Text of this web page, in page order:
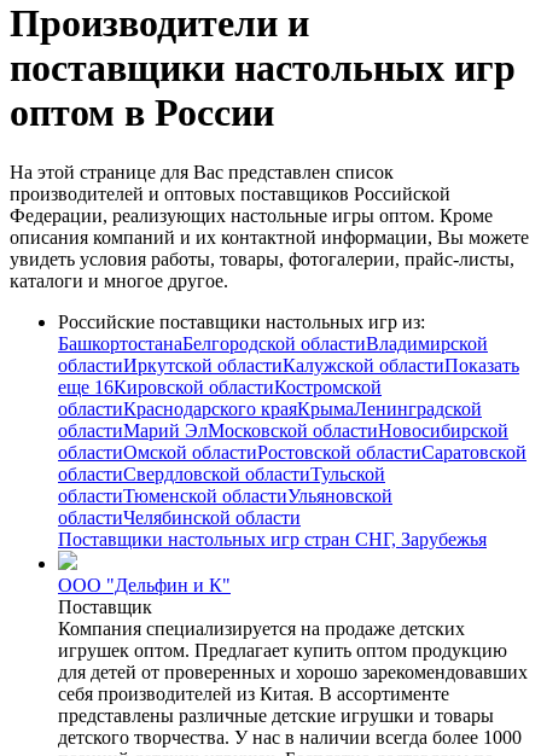
Производители и
поставщики настольных игр
оптом в России
На этой странице для Вас представлен список
производителей и оптовых поставщиков Российской
Федерации, реализующих настольные игры оптом. Кроме
описания компаний и их контактной информации, Вы можете
увидеть условия работы, товары, фотогалерии, прайс-листы,
каталоги и многое другое.
Российские поставщики настольных игр из:
БашкортостанаБелгородской областиВладимирской
областиИркутской областиКалужской областиПоказать
еще 16Кировской областиКостромской
областиКраснодарского краяКрымаЛенинградской
областиМарий ЭлМосковской областиНовосибирской
областиОмской областиРостовской областиСаратовской
областиСвердловской областиТульской
областиТюменской областиУльяновской
областиЧелябинской области
Поставщики настольных игр стран СНГ, Зарубежья
ООО "Дельфин и К"
Поставщик
Компания специализируется на продаже детских
игрушек оптом. Предлагает купить оптом продукцию
для детей от проверенных и хорошо зарекомендовавших
себя производителей из Китая. В ассортименте
представлены различные детские игрушки и товары
детского творчества. У нас в наличии всегда более 1000